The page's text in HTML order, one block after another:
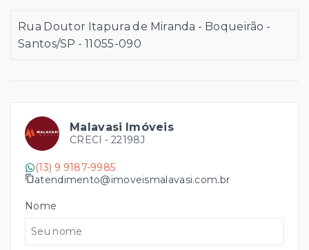
Malavasi Imóveis
CRECI - 22198J
(13) 9 9187-9985
atendimento@imoveismalavasi.com.br
Nome
Rua Doutor Itapura de Miranda - Boqueirão -
Santos/SP - 11055-090